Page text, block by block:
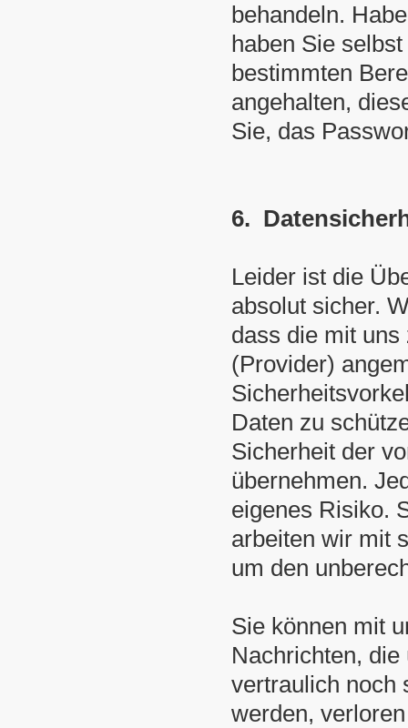
behandeln.
haben Sie
bestimmten
angehalten,
Sie, das
6.
Leider ist die
absolut sicher.
dass die mit
(Provider)
Daten zu
Sicherheit der
übernehmen.
eigenes Risiko.
arbeiten wir mit
um den
Sie können mit
Nachrichten,
vertraulich noch
werden,